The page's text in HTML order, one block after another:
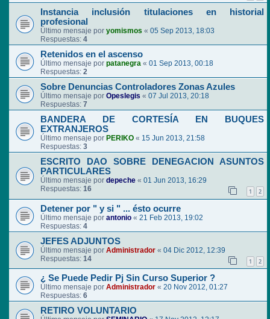
Instancia inclusión titulaciones en historial
profesional
Último mensaje por yomismos « 05 Sep 2013, 18:03
Respuestas: 4
Retenidos en el ascenso
Último mensaje por patanegra « 01 Sep 2013, 00:18
Respuestas: 2
Sobre Denuncias Controladores Zonas Azules
Último mensaje por Opeslegis « 07 Jul 2013, 20:18
Respuestas: 7
BANDERA DE CORTESÍA EN BUQUES
EXTRANJEROS
Último mensaje por PERIKO « 15 Jun 2013, 21:58
Respuestas: 3
ESCRITO DAO SOBRE DENEGACION ASUNTOS
PARTICULARES
Último mensaje por depeche « 01 Jun 2013, 16:29
Respuestas: 16 1 2
Detener por " y si " ... ésto ocurre
Último mensaje por antonio « 21 Feb 2013, 19:02
Respuestas: 4
JEFES ADJUNTOS
Último mensaje por Administrador « 04 Dic 2012, 12:39
Respuestas: 14 1 2
¿ Se Puede Pedir Pj Sin Curso Superior ?
Último mensaje por Administrador « 20 Nov 2012, 01:27
Respuestas: 6
RETIRO VOLUNTARIO